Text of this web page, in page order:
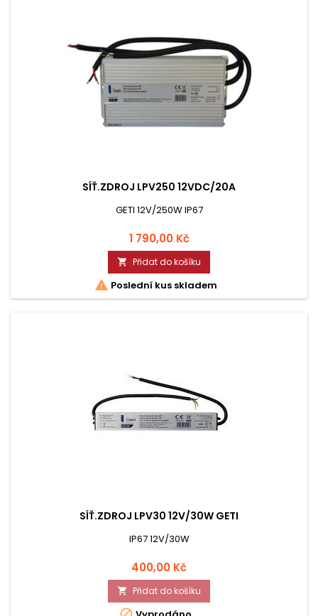
SÍŤ.ZDROJ LPV250 12VDC/20A
GETI 12V/250W IP67
Cena
1 790,00 Kč
 Přidat do košíku
 Poslední kus skladem
SÍŤ.ZDROJ LPV30 12V/30W GETI
IP67 12V/30W
Cena
400,00 Kč
 Přidat do košíku